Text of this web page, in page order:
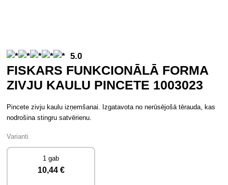
5.0
FISKARS FUNKCIONĀLĀ FORMA
ZIVJU KAULU PINCETE 1003023
Pincete zivju kaulu izņemšanai. Izgatavota no nerūsējošā tērauda, kas
nodrošina stingru satvērienu.
Varianti
1 gab
10,44 €